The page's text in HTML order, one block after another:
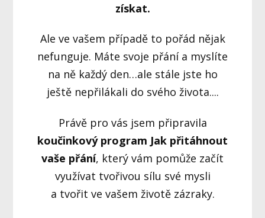
získat.
Ale ve vašem případě to pořád nějak
nefunguje. Máte svoje přání a myslíte
na ně každý den…ale stále jste ho
ještě nepřilákali do svého života....
Právě pro vás jsem připravila
koučinkový program Jak přitáhnout
vaše přání, který vám pomůže začít
využívat tvořivou sílu své mysli
a tvořit ve vašem životě zázraky.